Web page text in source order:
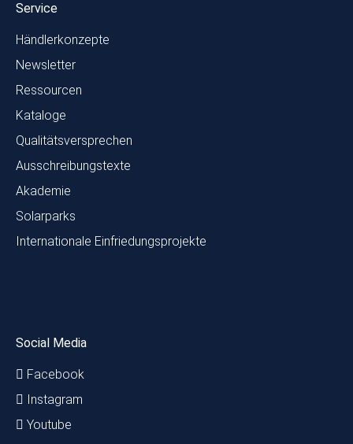
Service
Händlerkonzepte
Newsletter
Ressourcen
Kataloge
Qualitätsversprechen
Ausschreibungstexte
Akademie
Solarparks
Internationale Einfriedungsprojekte
Social Media
Facebook
Instagram
Youtube